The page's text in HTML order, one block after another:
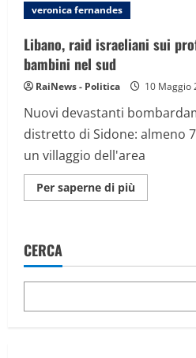
veronica fernandes
Libano, raid israeliani sui
bambini nel sud
RaiNews - Politica 10 Maggio
Nuovi devastanti
distretto di Sidone: almeno
un villaggio dell'area
Per saperne di più
informazioni
profughi:
strage
bambini
CERCA